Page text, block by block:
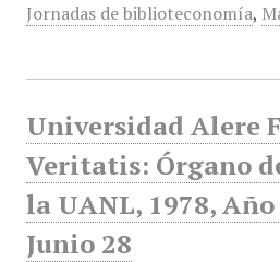
Jornadas de biblioteconomía,
Universidad Alere
Veritatis: Órgano
la UANL, 1978, Año
Junio 28